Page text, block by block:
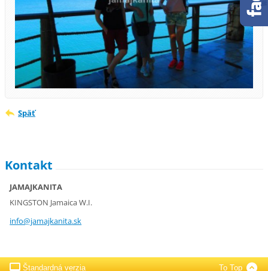
Späť
Kontakt
JAMAJKANITA
KINGSTON Jamaica W.I.
info@jamajkanita.sk
Štandardná verzia To Top